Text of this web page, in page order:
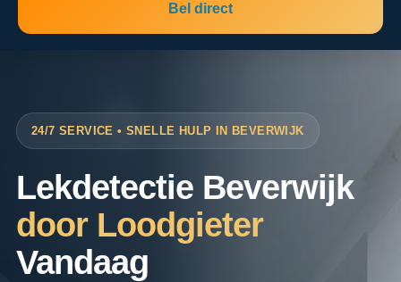
Bel direct
24/7 SERVICE • SNELLE HULP IN BEVERWIJK
Lekdetectie Beverwijk
door Loodgieter
Vandaag